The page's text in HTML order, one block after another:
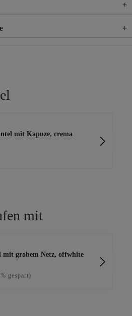
+
+
mit Kapuze, crema
mit
mit grobem Netz, offwhite
gespart)